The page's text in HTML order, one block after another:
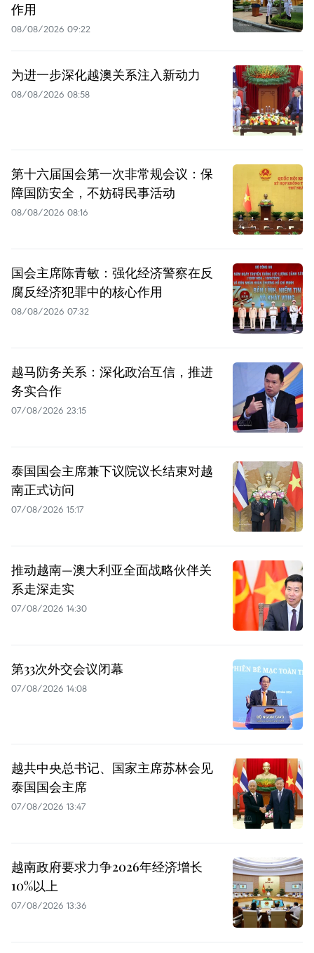
作用
08/08/2026 09:22
为进一步深化越澳关系注入新动力
08/08/2026 08:58
第十六届国会第一次非常规会议：保
障国防安全，不妨碍民事活动
08/08/2026 08:16
国会主席陈青敏：强化经济警察在反
腐反经济犯罪中的核心作用
08/08/2026 07:32
越马防务关系：深化政治互信，推进
务实合作
07/08/2026 23:15
泰国国会主席兼下议院议长结束对越
南正式访问
07/08/2026 15:17
推动越南—澳大利亚全面战略伙伴关
系走深走实
07/08/2026 14:30
第33次外交会议闭幕
07/08/2026 14:08
越共中央总书记、国家主席苏林会见
泰国国会主席
07/08/2026 13:47
越南政府要求力争2026年经济增长
10%以上
07/08/2026 13:36